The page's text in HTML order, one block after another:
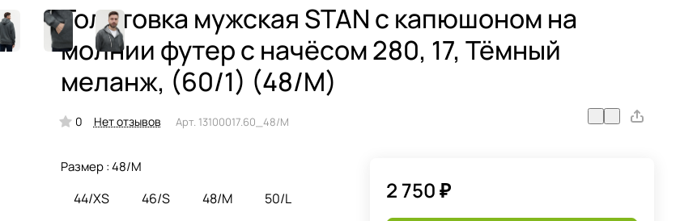
Толстовка мужская STAN с капюшоном на
молнии футер с начёсом 280, 17, Тёмный
меланж, (60/1) (48/M)
0 Нет отзывов Арт. 13100017.60_48/M
Размер :48/M
44/XS 46/S 48/M 50/L 2 750 ₽